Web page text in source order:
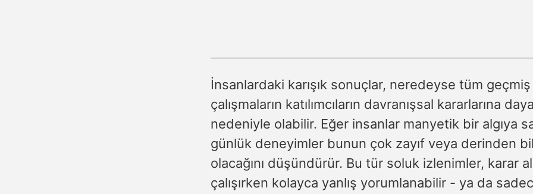
İnsanlardaki karışık sonuçlar, neredeyse tüm geçmiş
çalışmaların katılımcıların davranışsal kararlarına
nedeniyle olabilir. Eğer insanlar manyetik bir algıya
günlük deneyimler bunun çok zayıf veya derinden
olacağını düşündürür. Bu tür soluk izlenimler, karar
çalışırken kolayca yanlış yorumlanabilir - ya da